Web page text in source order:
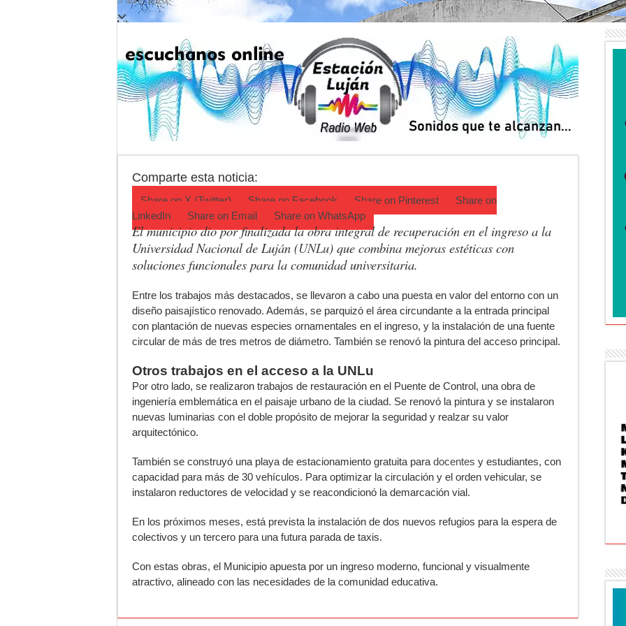
Agenda del Teatro Trinidad Guevara: agosto llega con una cartelera para todos los
ANMAT retiró productos tras detectar un robo que compromete su trazabilidad
Fiesta de la Galleta de Campo: Tomás Jofré se prepara para otra celebración tradicional
Luján volvió al Campeonato Provincial de bochas
Torres se prepara para una nueva fiesta gastronómica
Patentes: La Provincia lanzó un asistente virtual para consultar infracciones por WhatsApp
Comparte esta noticia:
Share on X (Twitter) Share on Facebook Share on Pinterest
Share on
LinkedIn
Share on Email Share on WhatsApp
El municipio dio por finalizada la obra integral de recuperación en el ingreso a la
Universidad Nacional de Luján (UNLu) que combina mejoras estéticas con
soluciones funcionales para la comunidad universitaria.
Entre los trabajos más destacados, se llevaron a cabo una puesta en valor del entorno con un
diseño paisajístico renovado. Además, se parquizó el área circundante a la entrada principal
con plantación de nuevas especies ornamentales en el ingreso, y la instalación de una fuente
circular de más de tres metros de diámetro. También se renovó la pintura del acceso principal.
Otros trabajos en el acceso a la UNLu
Por otro lado, se realizaron trabajos de restauración en el Puente de Control, una obra de
ingeniería emblemática en el paisaje urbano de la ciudad. Se renovó la pintura y se instalaron
nuevas luminarias con el doble propósito de mejorar la seguridad y realzar su valor
arquitectónico.
También se construyó una playa de estacionamiento gratuita para docentes y estudiantes, con
capacidad para más de 30 vehículos. Para optimizar la circulación y el orden vehicular, se
instalaron reductores de velocidad y se reacondicionó la demarcación vial.
En los próximos meses, está prevista la instalación de dos nuevos refugios para la espera de
colectivos y un tercero para una futura parada de taxis.
Con estas obras, el Municipio apuesta por un ingreso moderno, funcional y visualmente
atractivo, alineado con las necesidades de la comunidad educativa.